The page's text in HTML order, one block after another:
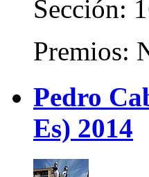
Sección:
Premios:
Pedro
Es) 2014